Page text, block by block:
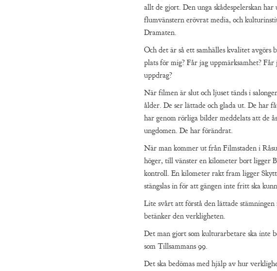
allt de gjort. Den unga skådespelerskan
flumvänstern erövrat media, och
Dramaten.
Och det är så ett samhälles kvalitet
plats för mig? Får jag uppmärksamhet?
uppdrag?
När filmen är slut och ljuset tänds i
ålder. De ser lättade och glada ut. De har
har genom rörliga bilder meddelats att de
ungdomen. De har förändrat.
När man kommer ut från Filmstaden i
höger, till vänster en kilometer bort ligger
kontroll. En kilometer rakt fram ligger
stängslas in för att gängen inte fritt ska
Lite svårt att förstå den lättade
betänker den verkligheten.
Det man gjort som kulturarbetare ska inte
som Tillsammans 99.
Det ska bedömas med hjälp av hur